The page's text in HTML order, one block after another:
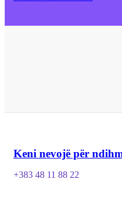
Keni nevojë për
+383 48 11 88 22